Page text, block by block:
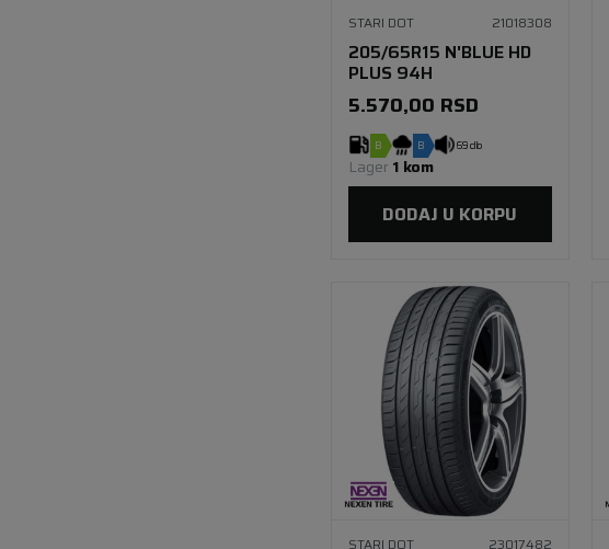
STARI DOT 21018308
205/65R15 N'BLUE HD
PLUS 94H
5.570,00 RSD
B B 69 db
Lager 1 kom
DODAJ U KORPU
STARI DOT 23017482